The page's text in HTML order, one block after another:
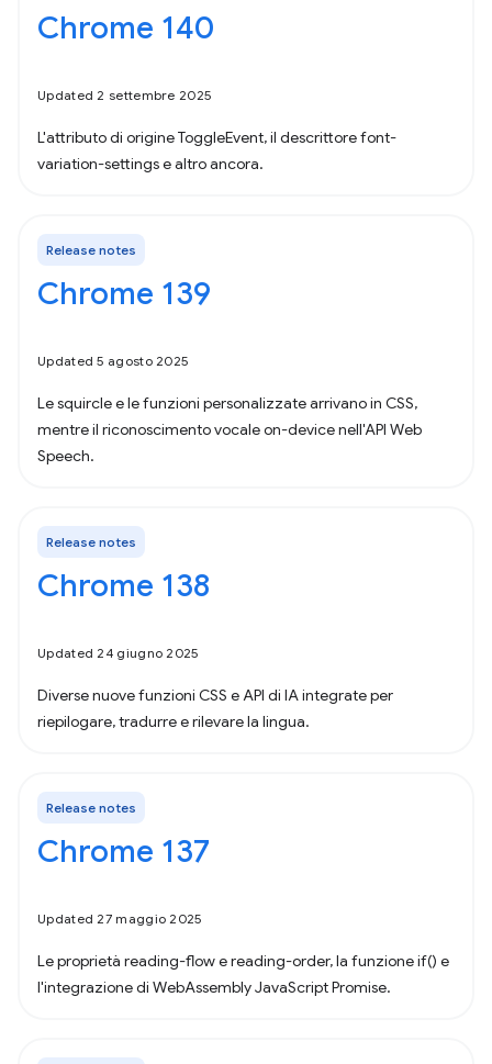
Chrome 140
Updated 2 settembre 2025
L'attributo di origine ToggleEvent, il descrittore font-
variation-settings e altro ancora.
Release notes
Chrome 139
Updated 5 agosto 2025
Le squircle e le funzioni personalizzate arrivano in CSS,
mentre il riconoscimento vocale on-device nell'API Web
Speech.
Release notes
Chrome 138
Updated 24 giugno 2025
Diverse nuove funzioni CSS e API di IA integrate per
riepilogare, tradurre e rilevare la lingua.
Release notes
Chrome 137
Updated 27 maggio 2025
Le proprietà reading-flow e reading-order, la funzione if() e
l'integrazione di WebAssembly JavaScript Promise.